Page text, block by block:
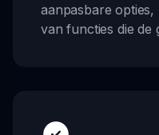
aanpasbare
van functies die de